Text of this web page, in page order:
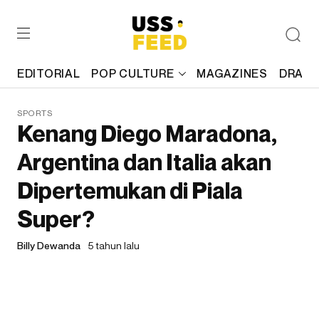
EDITORIAL POP CULTURE MAGAZINES
SPORTS
Kenang Diego Maradona,
Argentina dan Italia akan
Dipertemukan di Piala
Super?
Billy Dewanda 5 tahun lalu